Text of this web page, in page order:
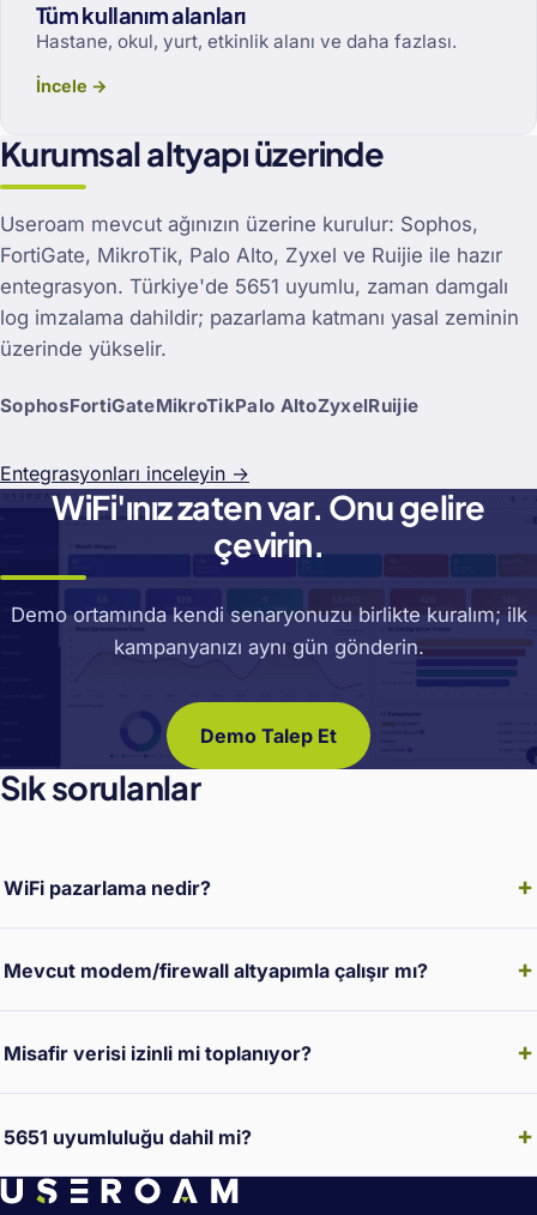
Tüm kullanım alanları
Hastane, okul, yurt, etkinlik alanı ve daha fazlası.
İncele →
Kurumsal altyapı üzerinde
Useroam mevcut ağınızın üzerine kurulur: Sophos,
FortiGate, MikroTik, Palo Alto, Zyxel ve Ruijie ile hazır
entegrasyon. Türkiye'de 5651 uyumlu, zaman damgalı
log imzalama dahildir; pazarlama katmanı yasal zeminin
üzerinde yükselir.
SophosFortiGateMikroTikPalo AltoZyxelRuijie
Entegrasyonları inceleyin →
WiFi'ınız zaten var. Onu gelire
çevirin.
Demo ortamında kendi senaryonuzu birlikte kuralım; ilk
kampanyanızı aynı gün gönderin.
Demo Talep Et
Sık sorulanlar
WiFi pazarlama nedir?
Mevcut modem/firewall altyapımla çalışır mı?
Misafir verisi izinli mi toplanıyor?
5651 uyumluluğu dahil mi?